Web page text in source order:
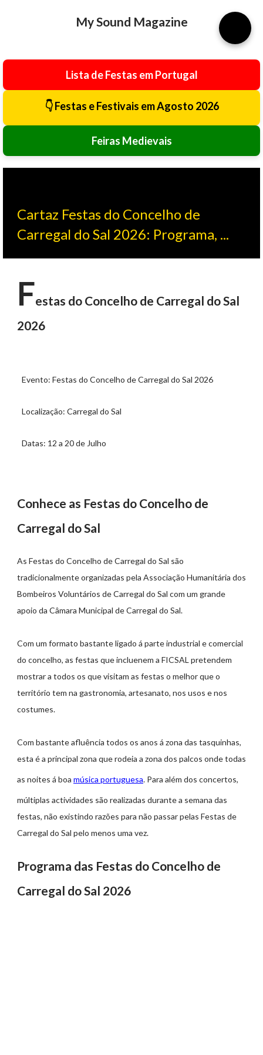
My Sound Magazine
Lista de Festas em Portugal
👇 Festas e Festivais em Agosto 2026
Feiras Medievais
Cartaz Festas do Concelho de
Carregal do Sal 2026: Programa, ...
Festas do Concelho de Carregal do Sal
2026
Evento: Festas do Concelho de Carregal do Sal 2026
Localização: Carregal do Sal
Datas: 12 a 20 de Julho
Conhece as Festas do Concelho de
Carregal do Sal
As Festas do Concelho de Carregal do Sal são
tradicionalmente organizadas pela Associação Humanitária dos
Bombeiros Voluntários de Carregal do Sal com um grande
apoio da Câmara Municipal de Carregal do Sal.
Com um formato bastante ligado á parte industrial e comercial
do concelho, as festas que incluenem a FICSAL pretendem
mostrar a todos os que visitam as festas o melhor que o
território tem na gastronomia, artesanato, nos usos e nos
costumes.
Com bastante afluência todos os anos á zona das tasquinhas,
esta é a principal zona que rodeia a zona dos palcos onde todas
as noites á boa música portuguesa. Para além dos concertos,
múltiplas actividades são realizadas durante a semana das
festas, não existindo razões para não passar pelas Festas de
Carregal do Sal pelo menos uma vez.
Programa das Festas do Concelho de
Carregal do Sal 2026